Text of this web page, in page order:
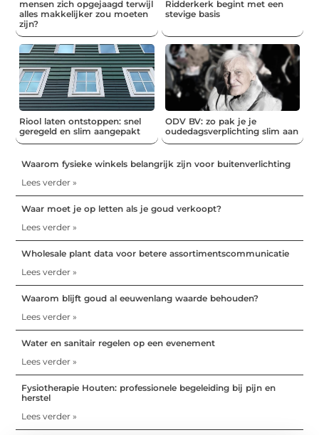
mensen zich opgejaagd terwijl
alles makkelijker zou moeten
zijn?
Ridderkerk begint met een
stevige basis
Riool laten ontstoppen: snel
geregeld en slim aangepakt
ODV BV: zo pak je je
oudedagsverplichting slim aan
Waarom fysieke winkels belangrijk zijn voor buitenverlichting
Lees verder »
Waar moet je op letten als je goud verkoopt?
Lees verder »
Wholesale plant data voor betere assortimentscommunicatie
Lees verder »
Waarom blijft goud al eeuwenlang waarde behouden?
Lees verder »
Water en sanitair regelen op een evenement
Lees verder »
Fysiotherapie Houten: professionele begeleiding bij pijn en
herstel
Lees verder »